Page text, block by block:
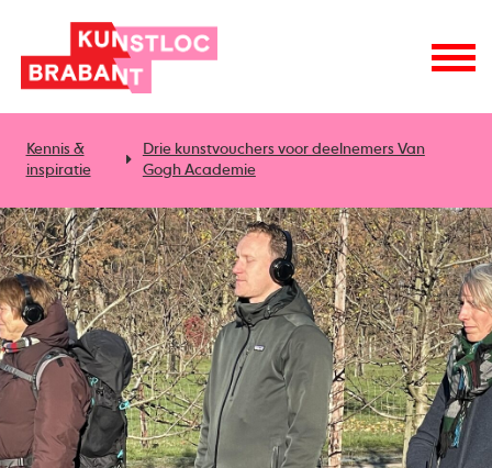
Kennis &
inspiratie
Drie kunstvouchers voor deelnemers Van
Gogh Academie